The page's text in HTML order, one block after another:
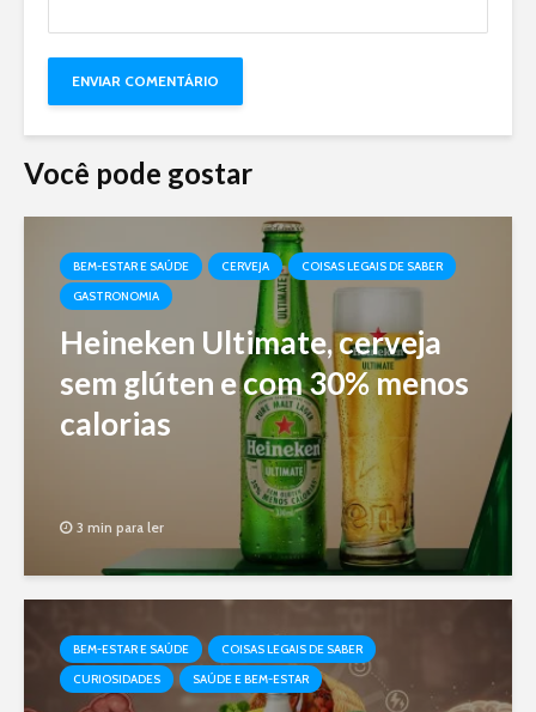
Você pode gostar
BEM-ESTAR E SAÚDE CERVEJA
COISAS LEGAIS DE SABER
GASTRONOMIA
Heineken Ultimate, cerveja
sem glúten e com 30% menos
calorias
3 min para ler
BEM-ESTAR E SAÚDE
COISAS LEGAIS DE SABER
CURIOSIDADES
SAÚDE E BEM-ESTAR